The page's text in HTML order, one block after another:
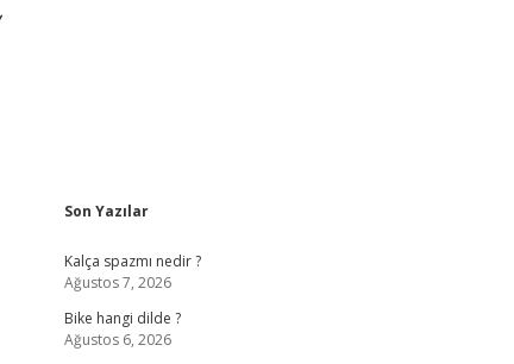
Sidebar
Son Yazılar
Kalça spazmı nedir ?
Ağustos 7, 2026
Bike hangi dilde ?
Ağustos 6, 2026